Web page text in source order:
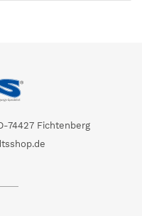
74427 Fichtenberg